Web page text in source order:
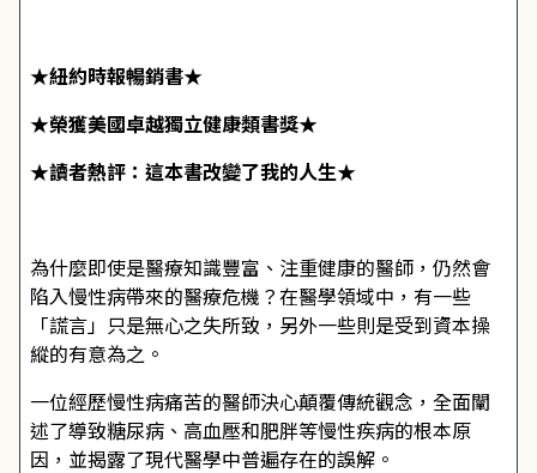
★紐約時報暢銷書★
★榮獲美國卓越獨立健康類書獎★
★讀者熱評：這本書改變了我的人生★
為什麼即使是醫療知識豐富、注重健康的醫師，仍然會
陷入慢性病帶來的醫療危機？在醫學領域中，有一些
「謊言」只是無心之失所致，另外一些則是受到資本操
縱的有意為之。
一位經歷慢性病痛苦的醫師決心顛覆傳統觀念，全面闡
述了導致糖尿病、高血壓和肥胖等慢性疾病的根本原
因，並揭露了現代醫學中普遍存在的誤解。